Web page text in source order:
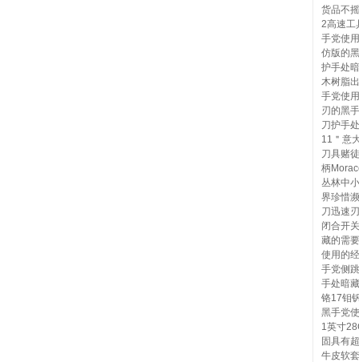
货品不
2高速工
手党使
仿版的
护手处
木树脂
手党使
刃的黑
刀护手
11＂意
刀具赌
柄
丛林中
界珍惜
刀迅速
闭合开
藏的需
使用的
手党侧
手处暗
铬17钼
黑手党
1英寸
固具有
牛皮软